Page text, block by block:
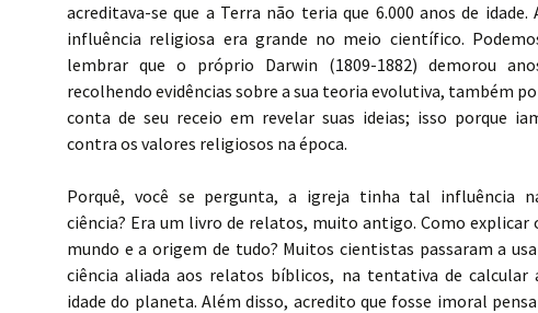
acreditava-se que a Terra não teria que 6.000 anos de idade.
influência religiosa era grande no meio científico.
lembrar que o próprio Darwin (1809-1882) demorou
recolhendo evidências sobre a sua teoria evolutiva, também
conta de seu receio em revelar suas ideias; isso porque
contra os valores religiosos na época.
Porquê, você se pergunta, a igreja tinha tal influência
ciência? Era um livro de relatos, muito antigo. Como explicar
mundo e a origem de tudo? Muitos cientistas passaram a
ciência aliada aos relatos bíblicos, na tentativa de calcular
idade do planeta. Além disso, acredito que fosse imoral